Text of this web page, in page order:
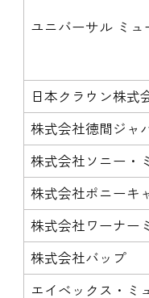
ユニバーサル ミ
日本クラウン株式
株式会社徳間ジャ
株式会社ソニー・
株式会社ポニーキ
株式会社ワーナー
株式会社バップ
エイベックス・ミ